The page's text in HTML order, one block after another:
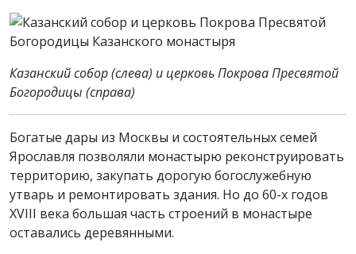
Казанский собор (слева) и церковь Покрова Пресвятой
Богородицы (справа)
Богатые дары из Москвы и состоятельных семей
Ярославля позволяли монастырю реконструировать
территорию, закупать дорогую богослужебную
утварь и ремонтировать здания. Но до 60-х годов
XVIII века большая часть строений в монастыре
оставались деревянными.